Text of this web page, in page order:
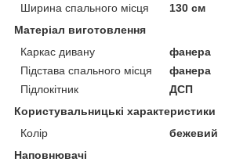
Ширина спального місця
130 см
Матеріал виготовлення
Каркас дивану
фанера
Підстава спального місця
фанера
Підлокітник
ДСП
Користувальницькі характеристики
Колір
бежевий
Наповнювачі